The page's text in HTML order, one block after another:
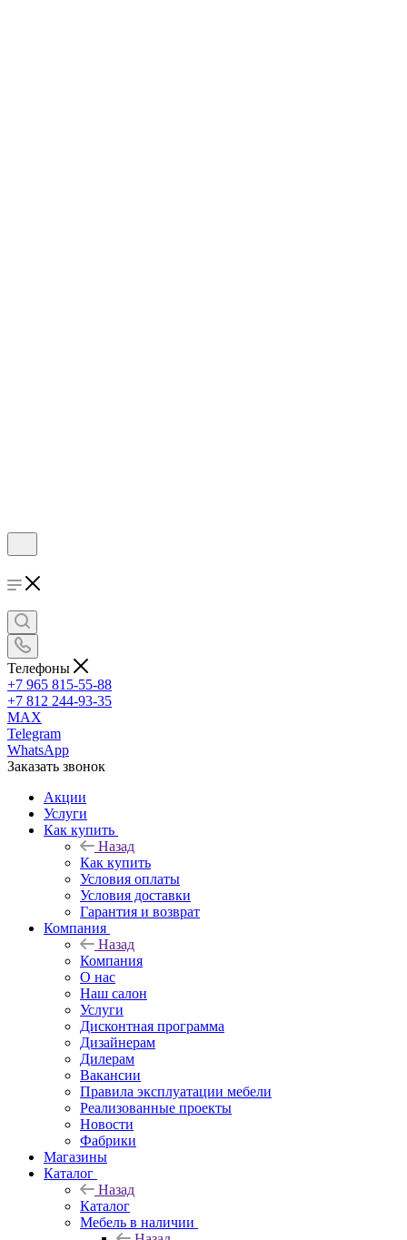
Телефоны
+7 965 815-55-88
+7 812 244-93-35
MAX
Telegram
WhatsApp
Заказать звонок
Акции
Услуги
Как купить
Назад
Как купить
Условия оплаты
Условия доставки
Гарантия и возврат
Компания
Назад
Компания
О нас
Наш салон
Услуги
Дисконтная программа
Дизайнерам
Дилерам
Вакансии
Правила эксплуатации мебели
Реализованные проекты
Новости
Фабрики
Магазины
Каталог
Назад
Каталог
Мебель в наличии